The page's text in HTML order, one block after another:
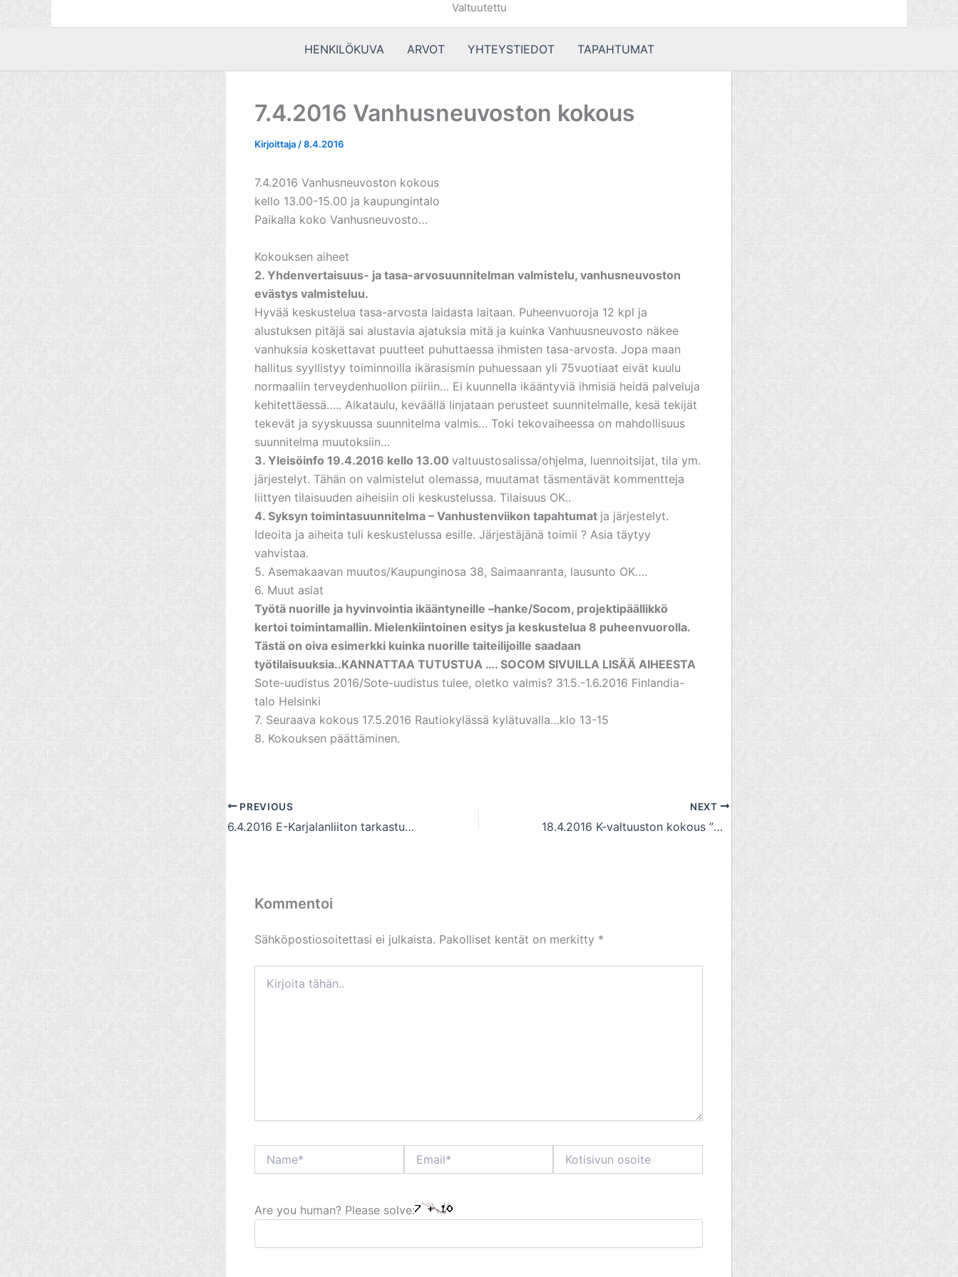
Valtuutettu
HENKILÖKUVA ARVOT YHTEYSTIEDOT TAPAHTUMAT
7.4.2016 Vanhusneuvoston kokous
Kirjoittaja /8.4.2016
7.4.2016 Vanhusneuvoston kokous
​kello 13.00-15.00 ja kaupungintalo
Paikalla koko Vanhusneuvosto…
Kokouksen aiheet
2. Yhdenvertaisuus- ja tasa-arvosuunnitelman valmistelu, vanhusneuvoston
evästys valmisteluu.
Hyvää keskustelua tasa-arvosta laidasta laitaan. Puheenvuoroja 12 kpl ja
alustuksen pitäjä sai alustavia ajatuksia mitä ja kuinka Vanhuusneuvosto näkee
vanhuksia koskettavat puutteet puhuttaessa ihmisten tasa-arvosta. Jopa maan
hallitus syyllistyy toiminnoilla ikärasismin puhuessaan yli 75vuotiaat eivät kuulu
normaaliin terveydenhuollon piiriin… Ei kuunnella ikääntyviä ihmisiä heidä palveluja
kehitettäessä….. Aikataulu, keväällä linjataan perusteet suunnitelmalle, kesä tekijät
tekevät ja syyskuussa suunnitelma valmis… Toki tekovaiheessa on mahdollisuus
suunnitelma muutoksiin…
3. Yleisöinfo 19.4.2016 kello 13.00 valtuustosalissa/ohjelma, luennoitsijat, tila ym.
järjestelyt. Tähän on valmistelut olemassa, muutamat täsmentävät kommentteja
liittyen tilaisuuden aiheisiin oli keskustelussa. Tilaisuus OK..
4. Syksyn toimintasuunnitelma – Vanhustenviikon tapahtumat ja järjestelyt.
Ideoita ja aiheita tuli keskustelussa esille. Järjestäjänä toimii ? Asia täytyy
vahvistaa.
5. Asemakaavan muutos/Kaupunginosa 38, Saimaanranta, lausunto OK….
6. Muut asiat
Työtä nuorille ja hyvinvointia ikääntyneille –hanke/Socom, projektipäällikkö
kertoi toimintamallin. Mielenkiintoinen esitys ja keskustelua 8 puheenvuorolla.
Tästä on oiva esimerkki kuinka nuorille taiteilijoille saadaan
työtilaisuuksia..KANNATTAA TUTUSTUA …. SOCOM SIVUILLA LISÄÄ AIHEESTA
Sote-uudistus 2016/Sote-uudistus tulee, oletko valmis? 31.5.-1.6.2016 Finlandia-
talo Helsinki
7. Seuraava kokous 17.5.2016 Rautiokylässä kylätuvalla…klo 13-15
8. Kokouksen päättäminen.
PREVIOUS
6.4.2016 E-Karjalanliiton tarkastuslautakunnan kokous
NEXT
18.4.2016 K-valtuuston kokous ”5 asiaa, ilman viisastelua”
Kommentoi
Sähköpostiosoitettasi ei julkaista. Pakolliset kentät on merkitty *
tähän..
osoite
Are you human? Please solve: